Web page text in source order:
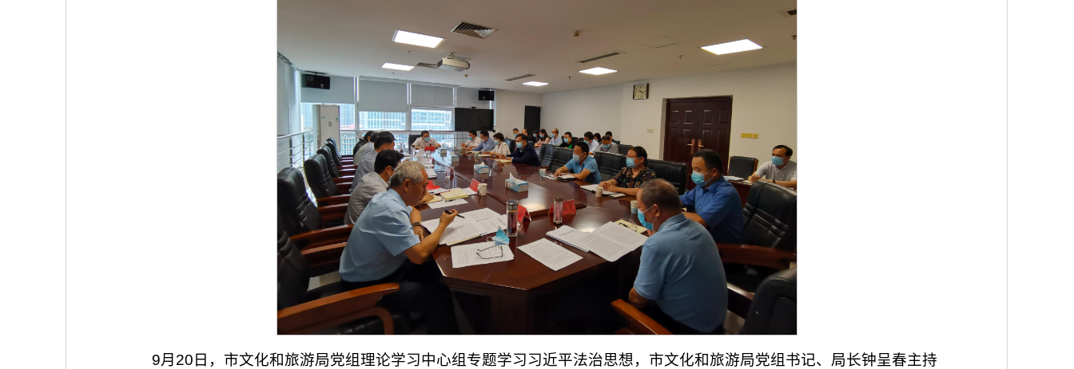
9月20日，市文化和旅游局党组理论学习中心组专题学习习近平法治思想，市文化和旅游局党组书记、局长钟呈春主持